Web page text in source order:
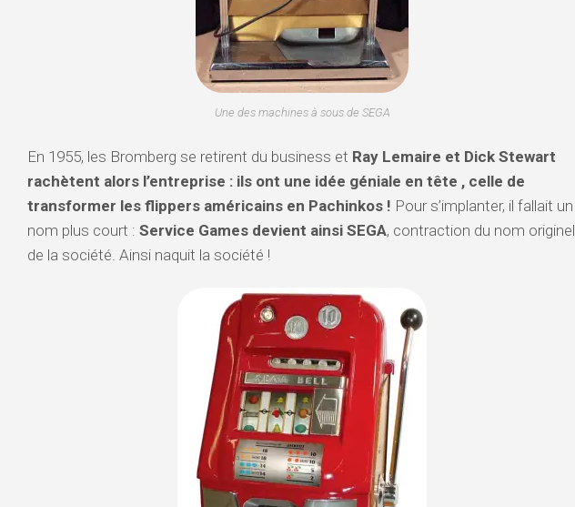
Une des machines à sous de SEGA
En 1955, les Bromberg se retirent du business et Ray Lemaire et Dick Stewart
rachètent alors l’entreprise : ils ont une idée géniale en tête , celle de
transformer les flippers américains en Pachinkos ! Pour s’implanter, il fallait un
nom plus court : Service Games devient ainsi SEGA, contraction du nom originel
de la société. Ainsi naquit la société !